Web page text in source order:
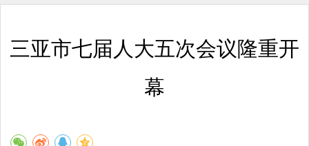
三亚市七届人大五次会议隆重开
幕